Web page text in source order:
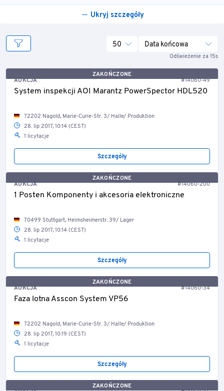
Ukryj szczegóły
Odświeżenie za 15s
50 Data końcowa
ZAKOŃCZONE
AUKCJA
#14060-49
System inspekcji AOI Marantz PowerSpector HDL520
72202 Nagold, Marie-Curie-Str. 3/ Halle/ Produktion
28. lip 2017, 10:14 (CEST)
1 licytacje
Szczegóły
ZAKOŃCZONE
AUKCJA
#14060-200
1 Posten Komponenty i akcesoria elektroniczne
70499 Stuttgart, Heimsheimerstr. 39/ Lager
28. lip 2017, 10:14 (CEST)
1 licytacje
Szczegóły
ZAKOŃCZONE
AUKCJA
#14060-34
Faza lotna Asscon System VP56
72202 Nagold, Marie-Curie-Str. 3/ Halle/ Produktion
28. lip 2017, 10:19 (CEST)
1 licytacje
Szczegóły
ZAKOŃCZONE